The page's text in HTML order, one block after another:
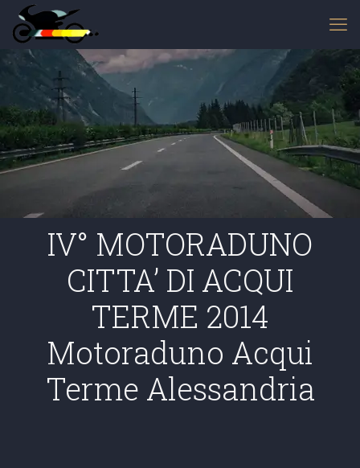
IV° MOTORADUNO
CITTA’ DI ACQUI
TERME 2014
Motoraduno Acqui
Terme Alessandria